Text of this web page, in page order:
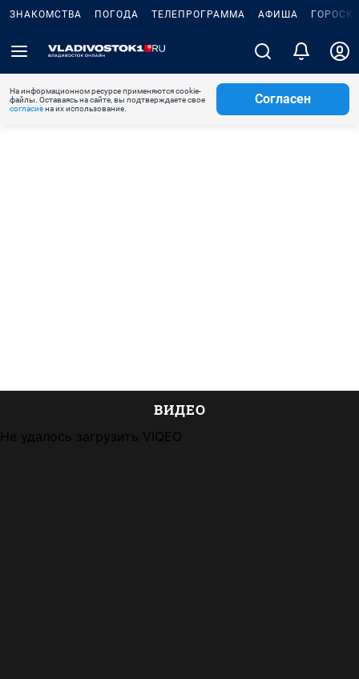
ЗНАКОМСТВА ПОГОДА ТЕЛЕПРОГРАММА АФИША
На информационном ресурсе применяются cookie-
файлы. Оставаясь на сайте, вы подтверждаете свое
согласиена их использование.
Согласен
ВИДЕО
Не удалось загрузить VIQEO